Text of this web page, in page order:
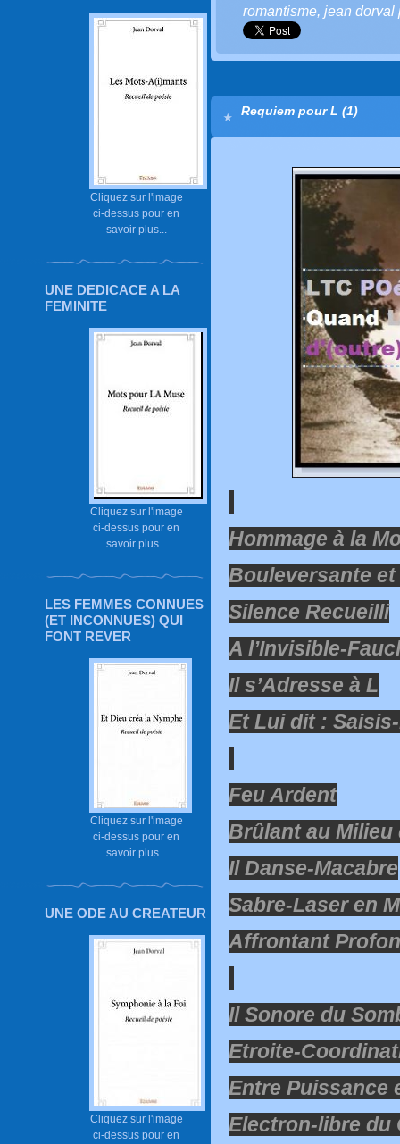
Cliquez sur l'image
ci-dessus pour en
savoir plus...
UNE DEDICACE A LA
FEMINITE
Cliquez sur l'image
ci-dessus pour en
savoir plus...
LES FEMMES CONNUES
(ET INCONNUES) QUI
FONT REVER
Cliquez sur l'image
ci-dessus pour en
savoir plus...
UNE ODE AU CREATEUR
Cliquez sur l'image
ci-dessus pour en
romantisme, jean dorval
Requiem pour L (1)
Hommage à la
Bouleversante
Silence Recueilli
A l’Invisible-
Il s’Adresse à L
Et Lui dit :
Feu Ardent
Brûlant au
Il Danse-Macabre
Sabre-Laser en
Affrontant
Il Sonore du
Etroite-
Entre Puissance
Electron-libre du